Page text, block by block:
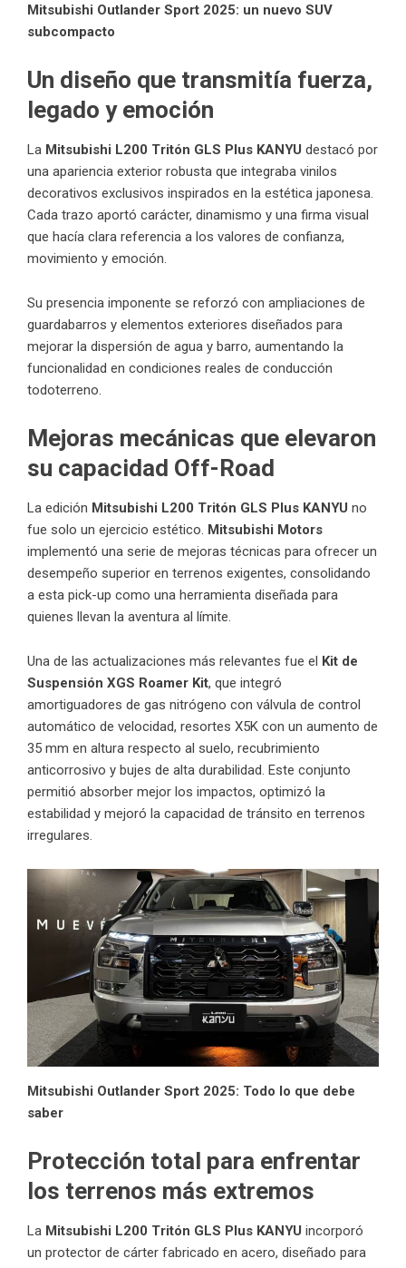
Mitsubishi Outlander Sport 2025: un nuevo SUV
subcompacto
Un diseño que transmitía fuerza,
legado y emoción
La Mitsubishi L200 Tritón GLS Plus KANYU destacó por
una apariencia exterior robusta que integraba vinilos
decorativos exclusivos inspirados en la estética japonesa.
Cada trazo aportó carácter, dinamismo y una firma visual
que hacía clara referencia a los valores de confianza,
movimiento y emoción.
Su presencia imponente se reforzó con ampliaciones de
guardabarros y elementos exteriores diseñados para
mejorar la dispersión de agua y barro, aumentando la
funcionalidad en condiciones reales de conducción
todoterreno.
Mejoras mecánicas que elevaron
su capacidad Off-Road
La edición Mitsubishi L200 Tritón GLS Plus KANYU no
fue solo un ejercicio estético. Mitsubishi Motors
implementó una serie de mejoras técnicas para ofrecer un
desempeño superior en terrenos exigentes, consolidando
a esta pick-up como una herramienta diseñada para
quienes llevan la aventura al límite.
Una de las actualizaciones más relevantes fue el Kit de
Suspensión XGS Roamer Kit, que integró
amortiguadores de gas nitrógeno con válvula de control
automático de velocidad, resortes X5K con un aumento de
35 mm en altura respecto al suelo, recubrimiento
anticorrosivo y bujes de alta durabilidad. Este conjunto
permitió absorber mejor los impactos, optimizó la
estabilidad y mejoró la capacidad de tránsito en terrenos
irregulares.
Mitsubishi Outlander Sport 2025: Todo lo que debe
saber
Protección total para enfrentar
los terrenos más extremos
La Mitsubishi L200 Tritón GLS Plus KANYU incorporó
un protector de cárter fabricado en acero, diseñado para